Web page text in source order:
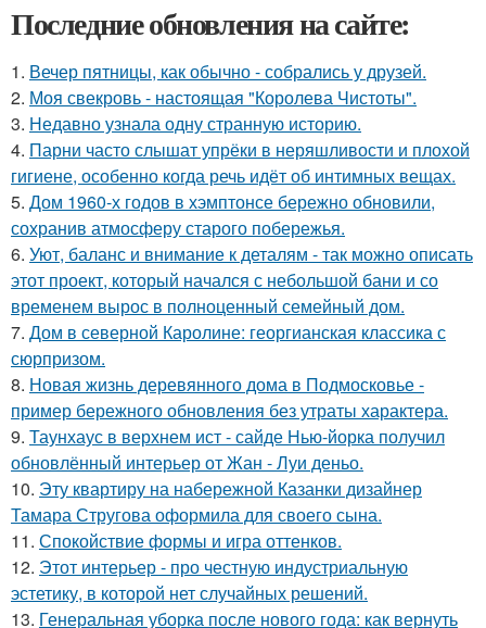
Последние обновления на сайте:
1. Вечер пятницы, как обычно - собрались у друзей.
2. Моя свекровь - настоящая "Королева Чистоты".
3. Недавно узнала одну странную историю.
4. Парни часто слышат упрёки в неряшливости и плохой
гигиене, особенно когда речь идёт об интимных вещах.
5. Дом 1960-х годов в хэмптонсе бережно обновили,
сохранив атмосферу старого побережья.
6. Уют, баланс и внимание к деталям - так можно описать
этот проект, который начался с небольшой бани и со
временем вырос в полноценный семейный дом.
7. Дом в северной Каролине: георгианская классика с
сюрпризом.
8. Новая жизнь деревянного дома в Подмосковье -
пример бережного обновления без утраты характера.
9. Таунхаус в верхнем ист - сайде Нью-йорка получил
обновлённый интерьер от Жан - Луи деньо.
10. Эту квартиру на набережной Казанки дизайнер
Тамара Стругова оформила для своего сына.
11. Спокойствие формы и игра оттенков.
12. Этот интерьер - про честную индустриальную
эстетику, в которой нет случайных решений.
13. Генеральная уборка после нового года: как вернуть